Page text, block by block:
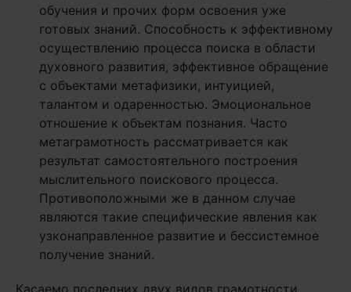
обучения и прочих форм освоения уже
готовых знаний. Способность к эффективному
осуществлению процесса поиска в области
духовного развития, эффективное обращение
с объектами метафизики, интуицией,
талантом и одаренностью. Эмоциональное
отношение к объектам познания. Часто
метаграмотность рассматривается как
результат самостоятельного построения
мыслительного поискового процесса.
Противоположными же в данном случае
являются такие специфические явления как
узконаправленное развитие и бессистемное
получение знаний.
Касаемо последних двух видов грамотности